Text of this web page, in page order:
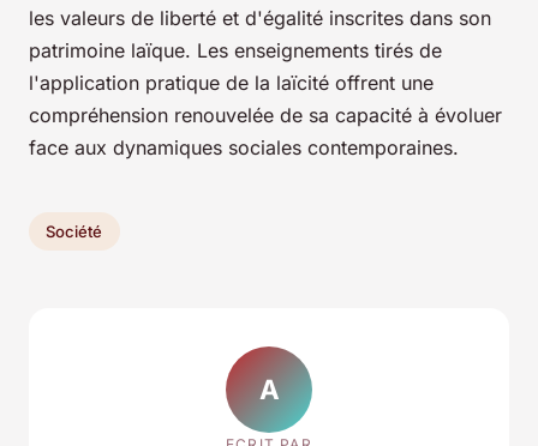
les valeurs de liberté et d'égalité inscrites dans son
patrimoine laïque. Les enseignements tirés de
l'application pratique de la laïcité offrent une
compréhension renouvelée de sa capacité à évoluer
face aux dynamiques sociales contemporaines.
Société
A